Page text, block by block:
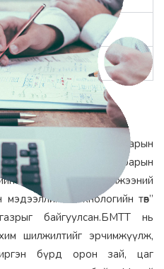
2020 оны 03 дугаар сарын
“Боловсролын салбарын
баг, "Эрдэмнэт" сүлжээний
мэдээллийн технологийн төв”
байгуулсан.БМТТ нь
шилжилтийг эрчимжүүлж,
иргэн бүрд орон зай, цаг